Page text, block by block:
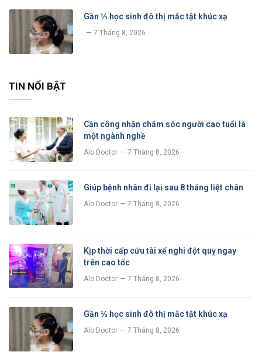
Gần ⅓ học sinh đô thị mắc tật khúc xạ
7 Tháng 8, 2026
TIN NỔI BẬT
Cần công nhận chăm sóc người cao tuổi là
một ngành nghề
Alo Doctor 7 Tháng 8, 2026
Giúp bệnh nhân đi lại sau 8 tháng liệt chân
Alo Doctor 7 Tháng 8, 2026
Kịp thời cấp cứu tài xế nghi đột quỵ ngay
trên cao tốc
Alo Doctor 7 Tháng 8, 2026
Gần ⅓ học sinh đô thị mắc tật khúc xạ
Alo Doctor 7 Tháng 8, 2026